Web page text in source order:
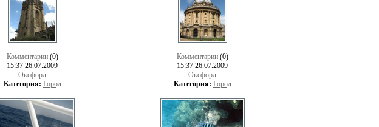
Комментарии(0)
15:37 26.07.2009
Оксфорд
Категория: Город
Комментарии(0)
15:37 26.07.2009
Оксфорд
Категория: Город